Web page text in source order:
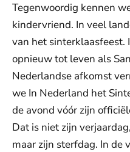
Tegenwoordig kennen
kindervriend. In veel
van het
opnieuw tot leven als
Nederlandse afkomst
we In Nederland het
de avond vóór zijn
Dat is niet zijn
maar zijn sterfdag. In de